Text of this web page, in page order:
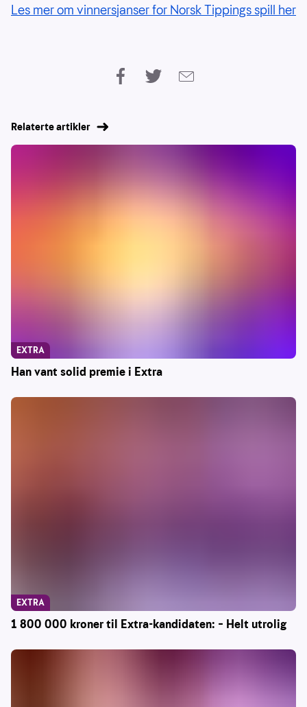
Les mer om vinnersjanser for Norsk Tippings spill her
Relaterte artikler
Han vant solid premie i Extra
EXTRA
1 800 000 kroner til Extra-kandidaten: – Helt utrolig
EXTRA